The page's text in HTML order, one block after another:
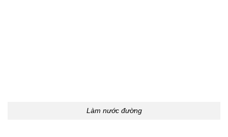
Làm nước đường